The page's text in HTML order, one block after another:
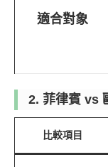
適合對象
2. 菲律賓 vs
比較項目